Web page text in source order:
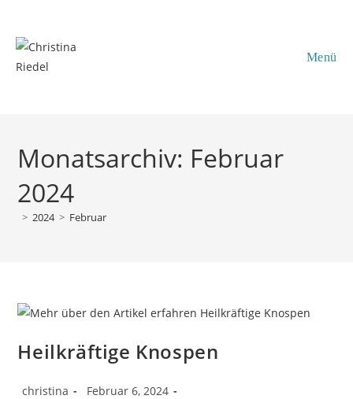
springen
Menü
Monatsarchiv: Februar
2024
> 2024 > Februar
Heilkräftige Knospen
Beitrags-
christina
Beitrag
Februar 6, 2024